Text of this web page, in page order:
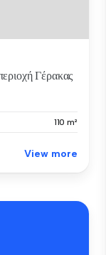
Γέρακας
110 m²
View more